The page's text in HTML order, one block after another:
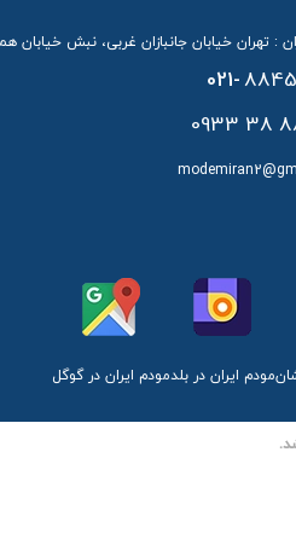
: تهران خیابان جانبازان غربی، نبش خیابان
021-
88
مودم ایران در بلدمودم ایران در گوگل